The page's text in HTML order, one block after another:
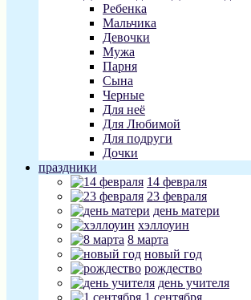
Ребенка
Мальчика
Девочки
Мужа
Парня
Сына
Черные
Для неё
Для Любимой
Для подруги
Дочки
праздники
14 февраля
23 февраля
день матери
хэллоуин
8 марта
новый год
рождество
день учителя
1 сентября